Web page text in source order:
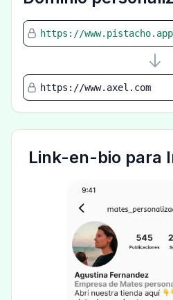
https://
https://www.axel.com
Link-en-bio para